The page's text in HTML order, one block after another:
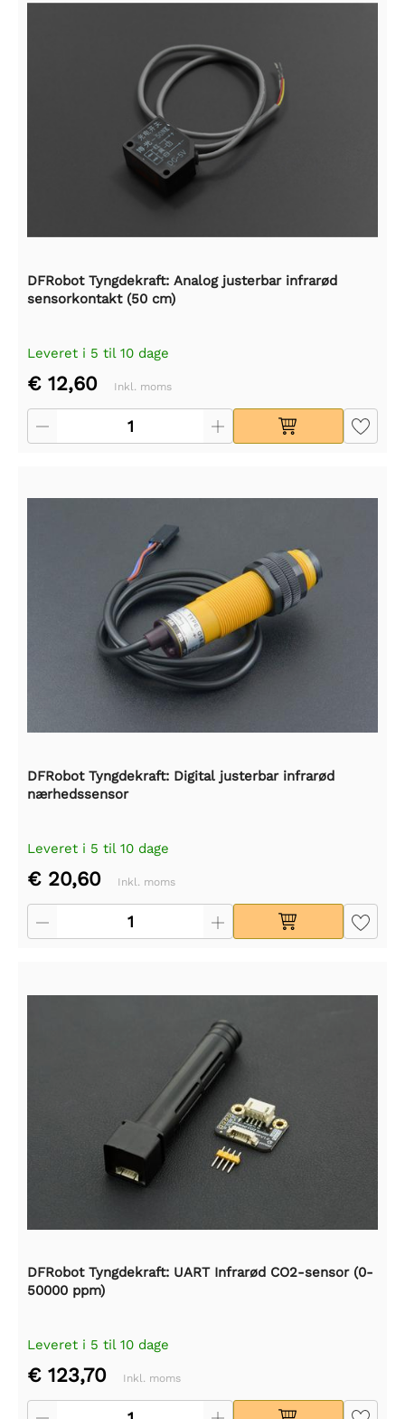
DFRobot Tyngdekraft: Analog justerbar infrarød
sensorkontakt (50 cm)
Leveret i 5 til 10 dage
€ 12,60 Inkl. moms
DFRobot Tyngdekraft: Digital justerbar infrarød
nærhedssensor
Leveret i 5 til 10 dage
€ 20,60 Inkl. moms
DFRobot Tyngdekraft: UART Infrarød CO2-sensor (0-
50000 ppm)
Leveret i 5 til 10 dage
€ 123,70 Inkl. moms